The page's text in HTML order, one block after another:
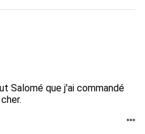
Salomé que j'ai commandé